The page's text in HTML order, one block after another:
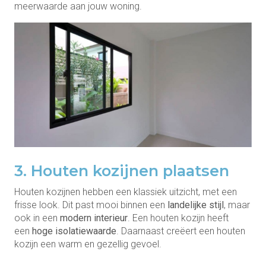
meerwaarde aan jouw woning.
3. Houten kozijnen plaatsen
Houten kozijnen hebben een klassiek uitzicht, met een
frisse look. Dit past mooi binnen een landelijke stijl , maar
ook in een modern interieur. Een houten kozijn heeft
een hoge isolatiewaarde. Daarnaast creëert een houten
kozijn een warm en gezellig gevoel.